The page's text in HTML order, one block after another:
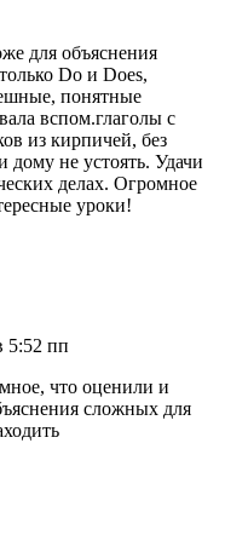
для объяснения
Do и Does,
понятные
вспом.глаголы с
из кирпичей, без
дому не устоять. Удачи
делах. Огромное
уроки!
5:52 пп
что оценили и
сложных для